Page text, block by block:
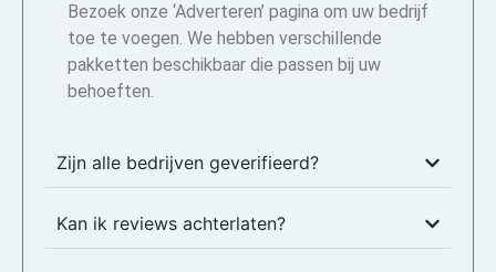
Bezoek onze ‘Adverteren’ pagina om uw bedrijf
toe te voegen. We hebben verschillende
pakketten beschikbaar die passen bij uw
behoeften.
Zijn alle bedrijven geverifieerd?
Kan ik reviews achterlaten?